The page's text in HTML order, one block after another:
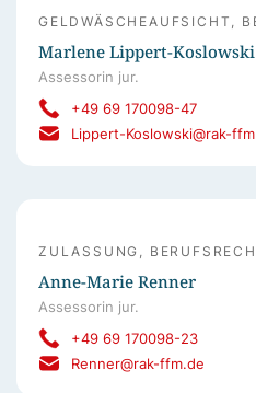
GELDWÄSCHEAUFSICHT,
Marlene Lippert-Koslowski
Assessorin jur.
+49 69 170098-47
Lippert-Koslowski@rak-
ZULASSUNG,
Anne-Marie Renner
Assessorin jur.
+49 69 170098-23
Renner@rak-ffm.de